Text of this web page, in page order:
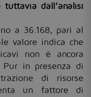
tuttavia dall’analisi
a 36.168, pari al
valore indica che
non è ancora
in presenza di
di risorse
un fattore di